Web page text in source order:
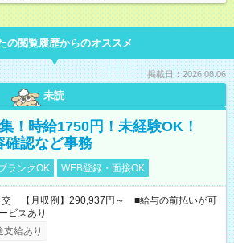
の閲覧履歴からのオススメ
掲載日：2026.08.06
未読
！時給1750円！未経験OK！
確認など事務
ランクOK WEB登録・面接OK
交 【月収例】290,937円～ ■給与の前払いが可
ビスあり
支給あり